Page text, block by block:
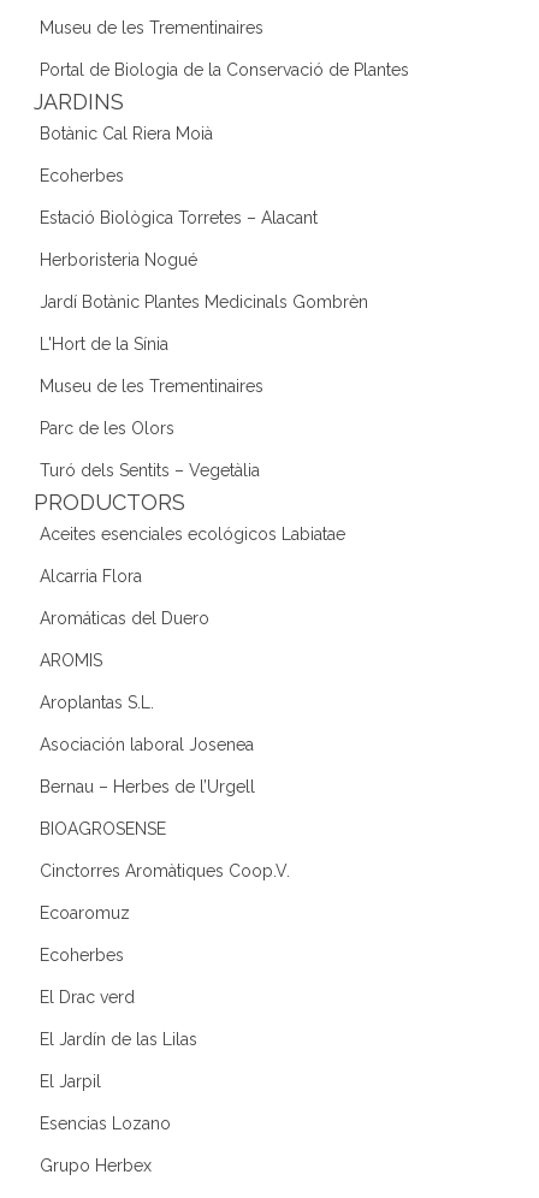
Museu de les Trementinaires
Portal de Biologia de la Conservació de Plantes
JARDINS
Botànic Cal Riera Moià
Ecoherbes
Estació Biològica Torretes – Alacant
Herboristeria Nogué
Jardí Botànic Plantes Medicinals Gombrèn
L'Hort de la Sínia
Museu de les Trementinaires
Parc de les Olors
Turó dels Sentits – Vegetàlia
PRODUCTORS
Aceites esenciales ecológicos Labiatae
Alcarria Flora
Aromáticas del Duero
AROMIS
Aroplantas S.L.
Asociación laboral Josenea
Bernau – Herbes de l’Urgell
BIOAGROSENSE
Cinctorres Aromàtiques Coop.V.
Ecoaromuz
Ecoherbes
El Drac verd
El Jardín de las Lilas
El Jarpil
Esencias Lozano
Grupo Herbex